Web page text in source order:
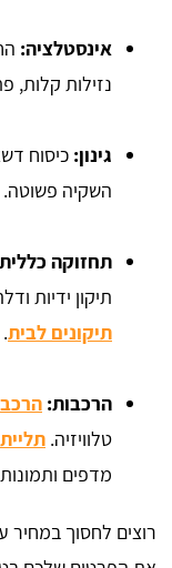
אינסטלציה:
נזילות קלות,
גינון: כיסוח
השקיה פשוטה.
תחזוקה
תיקון ידיות
תיקונים לבית.
הרכבות:
טלוויזיה.
מדפים
רוצים לחסוך במחיר